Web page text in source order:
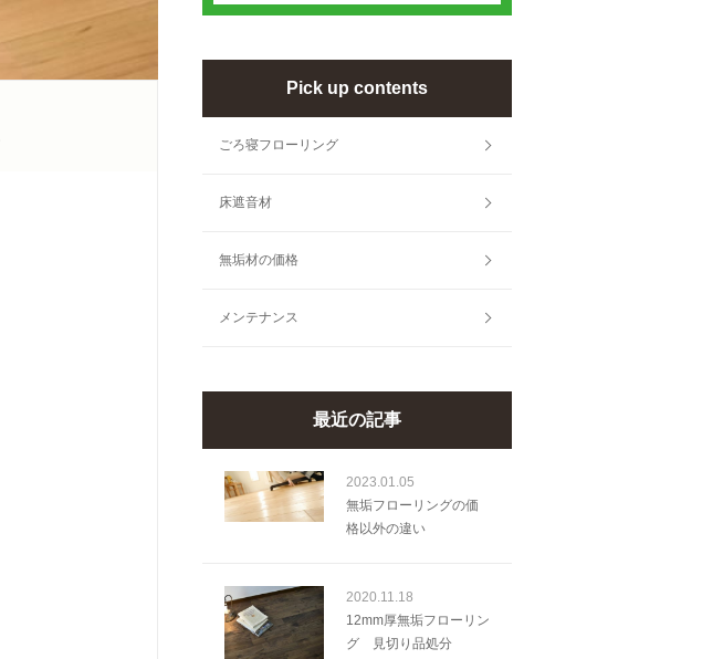
Pick up contents
ごろ寝フローリング
床遮音材
無垢材の価格
メンテナンス
最近の記事
2023.01.05
無垢フローリングの価
格以外の違い
2020.11.18
12mm厚無垢フローリン
グ 見切り品処分